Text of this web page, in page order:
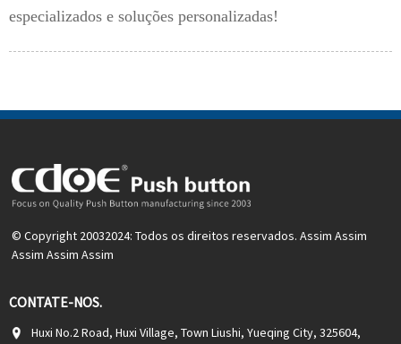
especializados e soluções personalizadas!
© Copyright 20032024: Todos os direitos reservados. Assim Assim
Assim Assim Assim
CONTATE-NOS.
Huxi No.2 Road, Huxi Village, Town Liushi, Yueqing City, 325604,